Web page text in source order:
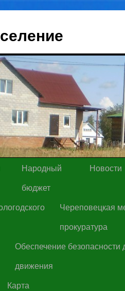
Народный
бюджет
Новости
Череповецкая
прокуратура
Обеспечение безопасности
движения
Карта